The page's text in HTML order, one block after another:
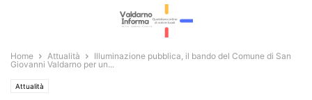
Home Attualità
Illuminazione pubblica, il bando del Comune di San
Giovanni Valdarno per un...
Attualità